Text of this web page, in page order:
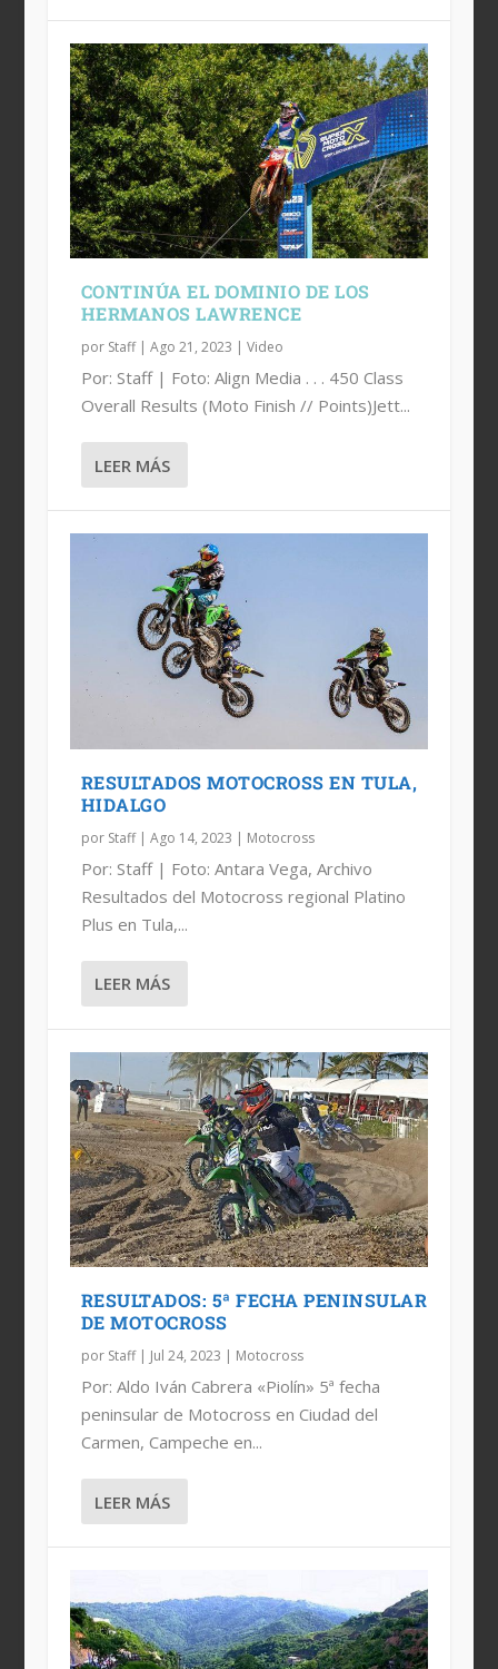
CONTINÚA EL DOMINIO DE LOS
HERMANOS LAWRENCE
por Staff| Ago 21, 2023 | Video
Por: Staff | Foto: Align Media . . . 450 Class
Overall Results (Moto Finish // Points)Jett...
LEER MÁS
RESULTADOS MOTOCROSS EN TULA,
HIDALGO
por Staff| Ago 14, 2023 | Motocross
Por: Staff | Foto: Antara Vega, Archivo
Resultados del Motocross regional Platino
Plus en Tula,...
LEER MÁS
RESULTADOS: 5ª FECHA PENINSULAR
DE MOTOCROSS
por Staff| Jul 24, 2023 | Motocross
Por: Aldo Iván Cabrera «Piolín» 5ª fecha
peninsular de Motocross en Ciudad del
Carmen, Campeche en...
LEER MÁS